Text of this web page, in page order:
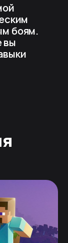
боям.
вы